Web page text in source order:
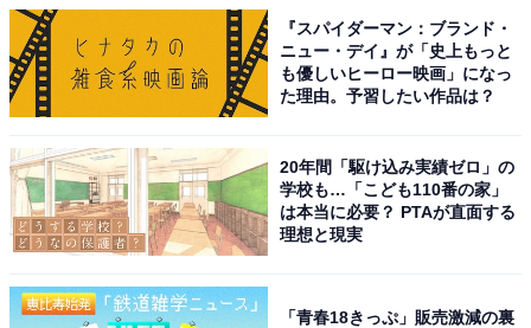
『スパイダーマン：ブランド・
ニュー・デイ』が「史上もっと
も優しいヒーロー映画」になっ
た理由。予習したい作品は？
20年間「駆け込み実績ゼロ」の
学校も…「こども110番の家」
は本当に必要？ PTAが直面する
理想と現実
「青春18きっぷ」販売激減の裏